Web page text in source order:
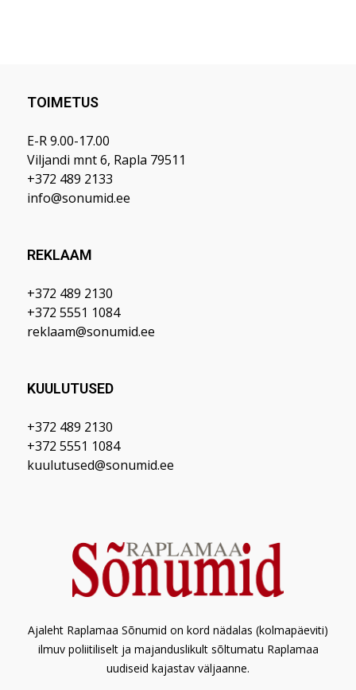
TOIMETUS
E-R 9.00-17.00
Viljandi mnt 6, Rapla 79511
+372 489 2133
info@sonumid.ee
REKLAAM
+372 489 2130
+372 5551 1084
reklaam@sonumid.ee
KUULUTUSED
+372 489 2130
+372 5551 1084
kuulutused@sonumid.ee
Ajaleht Raplamaa Sõnumid on kord nädalas (kolmapäeviti)
ilmuv poliitiliselt ja majanduslikult sõltumatu Raplamaa
uudiseid kajastav väljaanne.